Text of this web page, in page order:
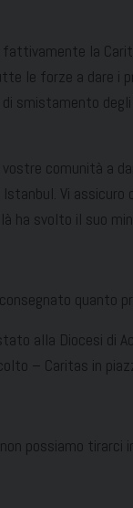
la
le forze a dare i
smistamento
comunità a
Vi
ha svolto il suo
quanto
alla Diocesi di
– Caritas in
possiamo